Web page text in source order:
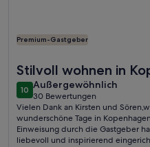
Premium-Gastgeber
Stilvoll wohnen in
1010 von 10
Außergewöhnlich
außergewöhnlich
30 Bewertungen
(30
bewertungen)
Vielen Dank an Kirsten und
wunderschöne Tage in
Einweisung durch die Gastgeber
liebevoll und inspirierend